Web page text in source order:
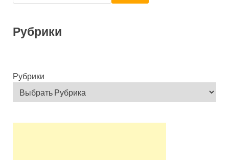
Рубрики
Рубрики